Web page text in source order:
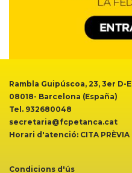
Rambla Guipúscoa, 23, 3er D-E
08018- Barcelona (España)
Tel. 932680048
secretaria@fcpetanca.cat
Horari d'atenció: CITA PRÈVIA
Condicions d'ús